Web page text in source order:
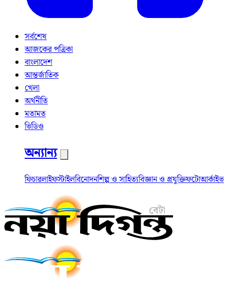
সর্বশেষ
আজকের পত্রিকা
বাংলাদেশ
আন্তর্জাতিক
খেলা
অর্থনীতি
মতামত
ভিডিও
অন্যান্য
ফিচারলাইফস্টাইলবিনোদনশিল্প ও সাহিত্যবিজ্ঞান ও প্রযুক্তিফটোআর্কাইভ